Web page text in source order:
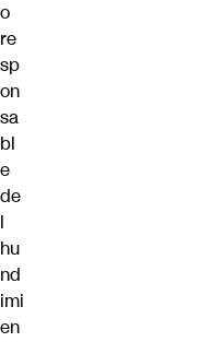
o
re
sp
on
sa
bl
e
de
l
hu
nd
imi
en